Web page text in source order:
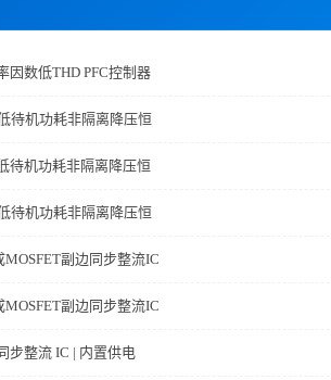
因数低THD PFC控制器
待机功耗非隔离降压恒
待机功耗非隔离降压恒
待机功耗非隔离降压恒
副边同步整流IC
副边同步整流IC
步整流 IC | 内置供电